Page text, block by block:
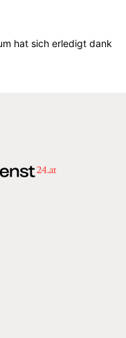
hat sich erledigt dank